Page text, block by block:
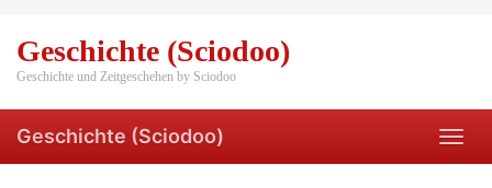
main
content
Geschichte (Sciodoo)
Geschichte und Zeitgeschehen by Sciodoo
Geschichte (Sciodoo)